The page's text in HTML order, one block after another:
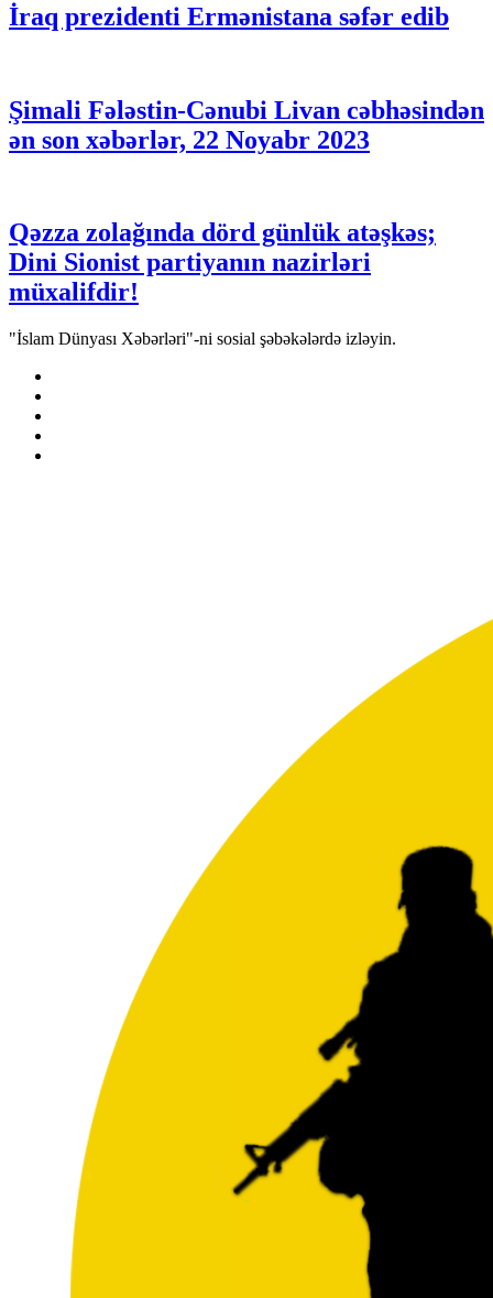
İraq prezidenti Ermənistana səfər edib
Şimali Fələstin-Cənubi Livan cəbhəsindən
ən son xəbərlər, 22 Noyabr 2023
Qəzza zolağında dörd günlük atəşkəs;
Dini Sionist partiyanın nazirləri
müxalifdir!
"İslam Dünyası Xəbərləri"-ni sosial şəbəkələrdə izləyin.